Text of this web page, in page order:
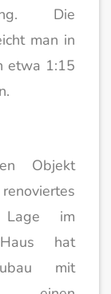
Die
man in
etwa 1:15
Objekt
Lage im
hat
mit